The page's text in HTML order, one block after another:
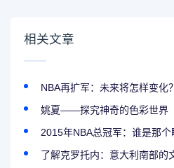
相关文章
NBA再扩军：未来将怎样变化？
姚夏——探究神奇的色彩世界
2015年NBA总冠军：谁是那个
了解克罗托内：意大利南部的